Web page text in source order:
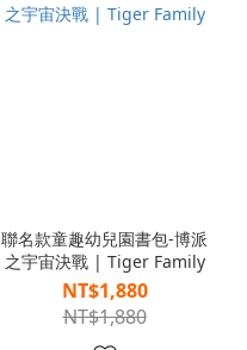
聯名款童趣幼兒園書包-博派
之宇宙決戰 | Tiger Family
NT$1,880
NT$1,880